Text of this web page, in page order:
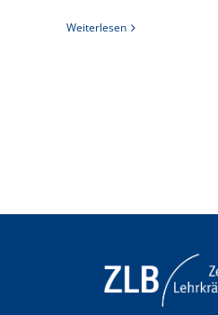
Weiterlesen